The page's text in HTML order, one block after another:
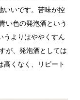
いいです。苦味が控
い色の発泡酒という
うよりはややくすん
が、発泡酒としては
高くなく、リピート